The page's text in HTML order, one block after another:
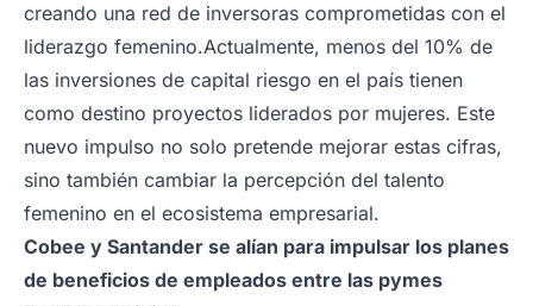
creando una red de inversoras comprometidas con el
liderazgo femenino.Actualmente, menos del 10% de
las inversiones de capital riesgo en el país tienen
como destino proyectos liderados por mujeres. Este
nuevo impulso no solo pretende mejorar estas cifras,
sino también cambiar la percepción del talento
femenino en el ecosistema empresarial.
Cobee y Santander se alían para impulsar los planes
de beneficios de empleados entre las pymes